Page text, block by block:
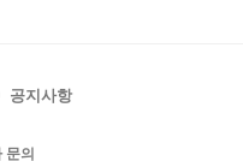
공지사항
문의